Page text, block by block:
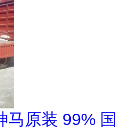
马原装 99% 国